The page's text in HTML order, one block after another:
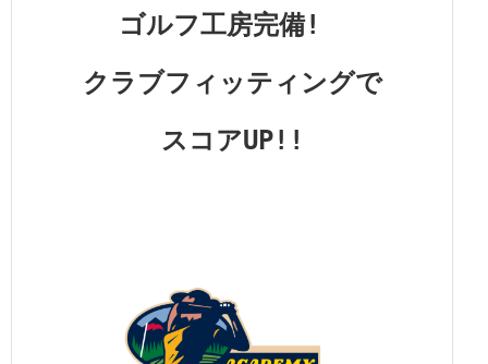
ゴルフ工房完備!
クラブフィッティングで
スコアUP!!